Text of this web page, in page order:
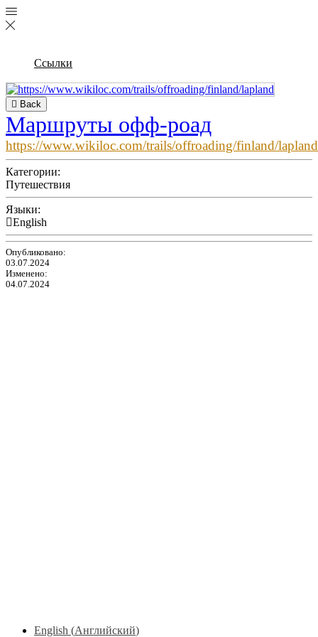
Ссылки
Back
Маршруты офф-роад
https://www.wikiloc.com/trails/offroading/finland/lapland
Категории:
Путешествия
Языки:
English
Опубликовано:
03.07.2024
Изменено:
04.07.2024
English (Английский)